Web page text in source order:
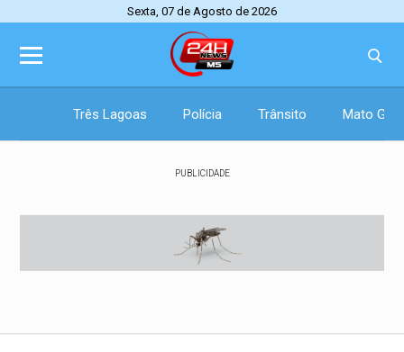
Sexta, 07 de Agosto de 2026
Três Lagoas Polícia Trânsito Mato
PUBLICIDADE